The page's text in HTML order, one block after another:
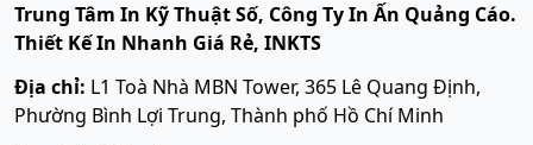
Trung Tâm In Kỹ Thuật Số, Công Ty In Ấn Quảng Cáo.
Thiết Kế In Nhanh Giá Rẻ, INKTS
Địa chỉ: L1 Toà Nhà MBN Tower, 365 Lê Quang Định,
Phường Bình Lợi Trung, Thành phố Hồ Chí Minh